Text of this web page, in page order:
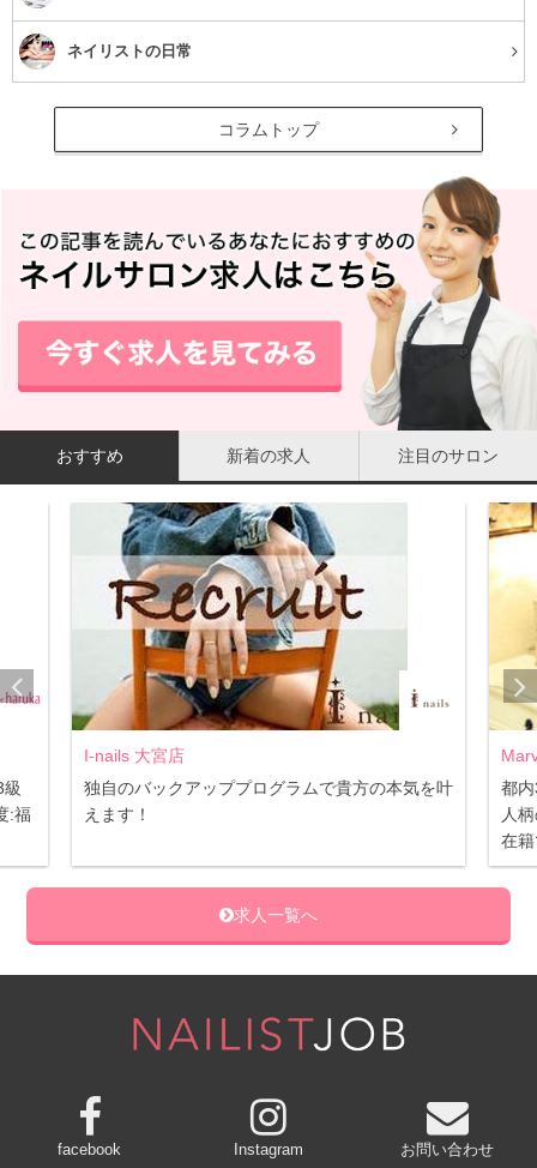
ネイリストの日常
コラムトップ
おすすめ 新着の求人 注目のサロン
:福
I-nails 大宮店
独自のバックアッププログラムで貴方の本気を叶
えます！
都
人
在
求人一覧へ
facebook Instagram お問い合わせ